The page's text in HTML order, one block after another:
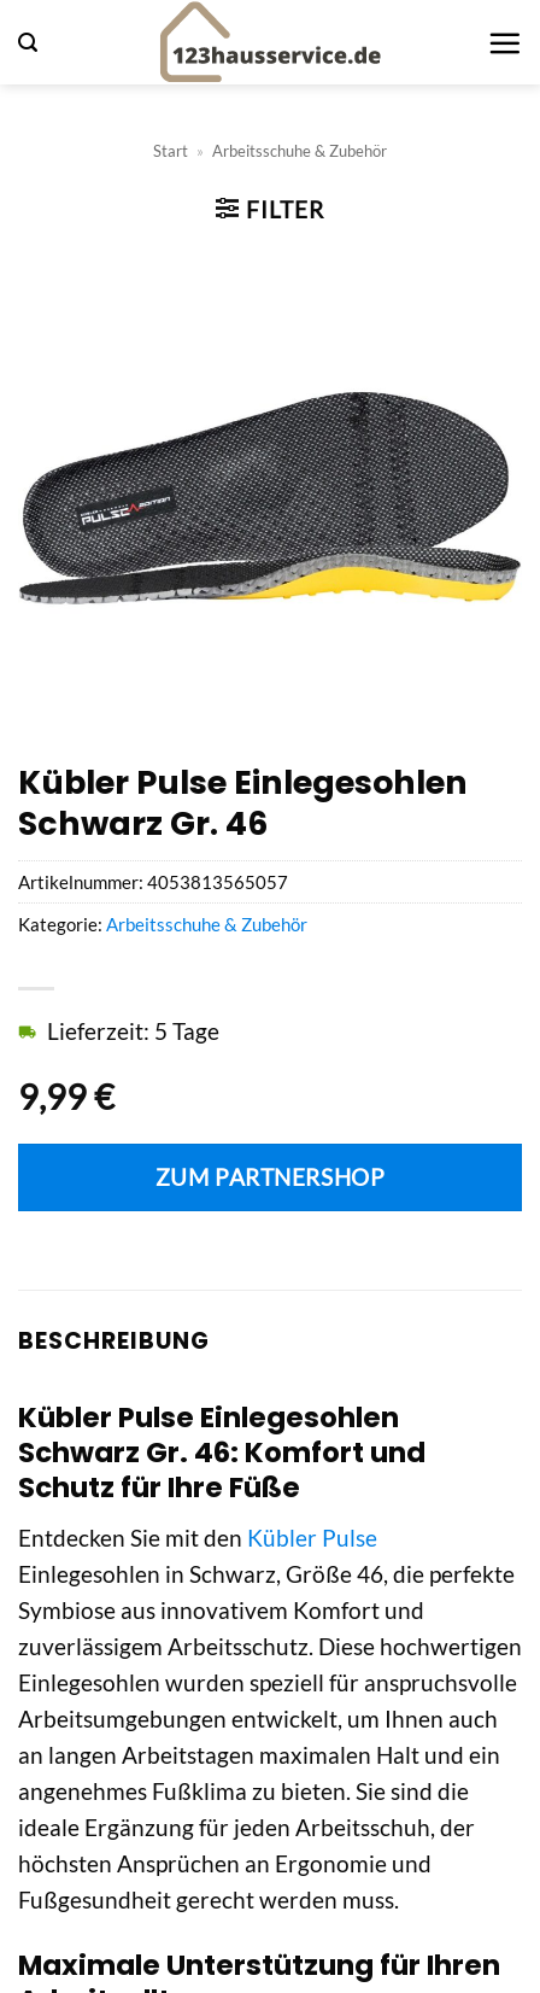
Inhalt
Start » Arbeitsschuhe & Zubehör
FILTER
Kübler Pulse Einlegesohlen
Schwarz Gr. 46
9,99€
Lieferzeit: 5 Tage
ZUM PARTNERSHOP
Artikelnummer: 4053813565057
Kategorie: Arbeitsschuhe & Zubehör
BESCHREIBUNG
Kübler Pulse Einlegesohlen
Schwarz Gr. 46: Komfort und
Schutz für Ihre Füße
Entdecken Sie mit den Kübler Pulse
Einlegesohlen in Schwarz, Größe 46, die perfekte
Symbiose aus innovativem Komfort und
zuverlässigem Arbeitsschutz. Diese hochwertigen
Einlegesohlen wurden speziell für anspruchsvolle
Arbeitsumgebungen entwickelt, um Ihnen auch
an langen Arbeitstagen maximalen Halt und ein
angenehmes Fußklima zu bieten. Sie sind die
ideale Ergänzung für jeden Arbeitsschuh, der
höchsten Ansprüchen an Ergonomie und
Fußgesundheit gerecht werden muss.
Maximale Unterstützung für Ihren